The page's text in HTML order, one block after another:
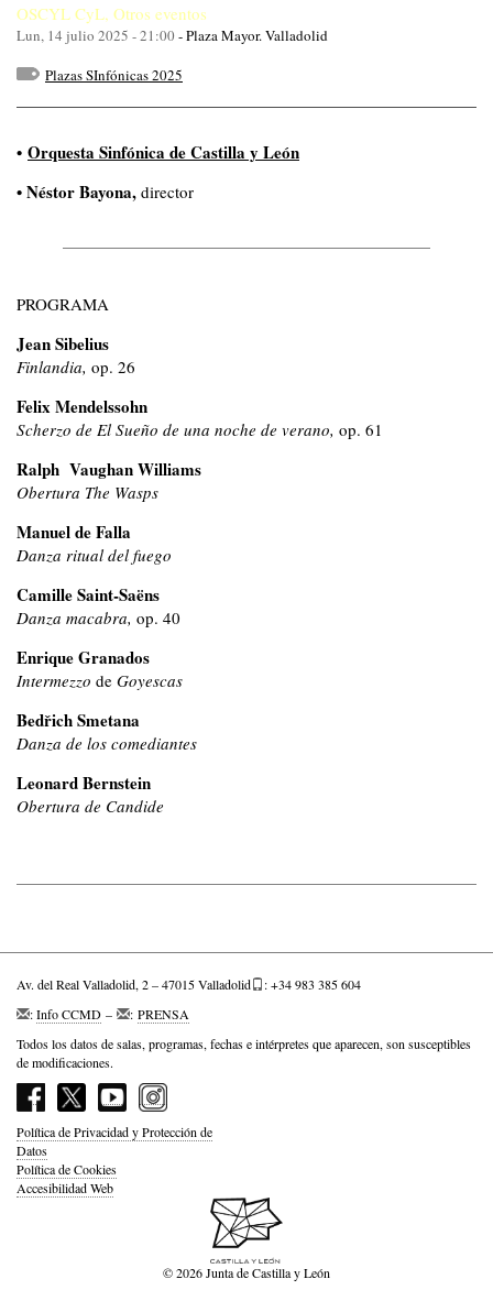
OSCYL CyL, Otros eventos
Lun, 14 julio 2025 - 21:00-Plaza Mayor. Valladolid
Plazas SInfónicas 2025
• Orquesta Sinfónica de Castilla y León
• Néstor Bayona, director
PROGRAMA
Jean Sibelius
Finlandia, op. 26
Felix Mendelssohn
Scherzo de El Sueño de una noche de verano, op. 61
Ralph Vaughan Williams
Obertura The Wasps
Manuel de Falla
Danza ritual del fuego
Camille Saint-Saëns
Danza macabra, op. 40
Enrique Granados
Intermezzo de Goyescas
Bedřich Smetana
Danza de los comediantes
Leonard Bernstein
Obertura de Candide
Av. del Real Valladolid, 2 – 47015 Valladolid
: +34 983 385 604
:Info CCMD – : PRENSA
Todos los datos de salas, programas, fechas e intérpretes que aparecen, son susceptibles
de modificaciones.
Política de Privacidad y Protección de
Datos
Política de Cookies
Accesibilidad Web
© 2026 Junta de Castilla y León